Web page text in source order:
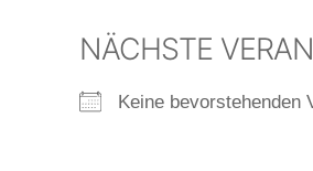
NÄCHSTE
Keine bevorstehenden